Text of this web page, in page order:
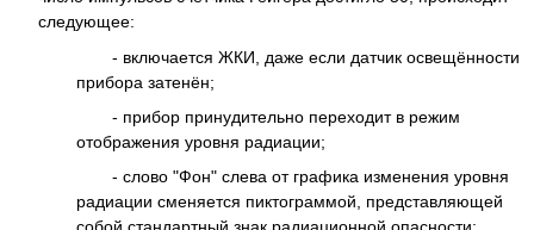
следующее:
- включается ЖКИ, даже если датчик освещённости
прибора затенён;
- прибор принудительно переходит в режим
отображения уровня радиации;
- слово "Фон" слева от графика изменения уровня
радиации сменяется пиктограммой, представляющей